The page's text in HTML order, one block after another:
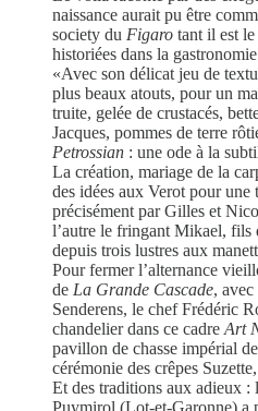
naissance aurait pu être
society du Figaro tant il est
historiées dans la
«Avec son délicat jeu de
plus beaux atouts, pour un
truite, gelée de crustacés,
Jacques, pommes de terre
Petrossian : une ode à la
La création, mariage de la
des idées aux Verot pour une
précisément par Gilles et
l’autre le fringant Mikael, fils
depuis trois lustres aux
Pour fermer l’alternance
de La Grande Cascade,
Senderens, le chef Frédéric
chandelier dans ce cadre Art
pavillon de chasse impérial
cérémonie des crêpes
Et des traditions aux adieux :
Puymirol (Lot-et-Garonne) a